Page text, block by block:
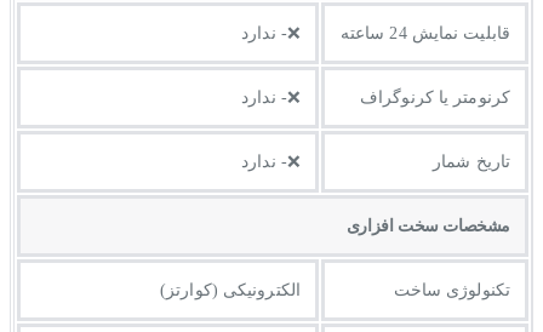
قابلیت نمایش 24 ساعته ❌- ندارد
کرنومتر یا کرنوگراف ❌- ندارد
تاریخ شمار ❌- ندارد
مشخصات سخت افزاری
تکنولوژی ساخت الکترونیکی (کوارتز)